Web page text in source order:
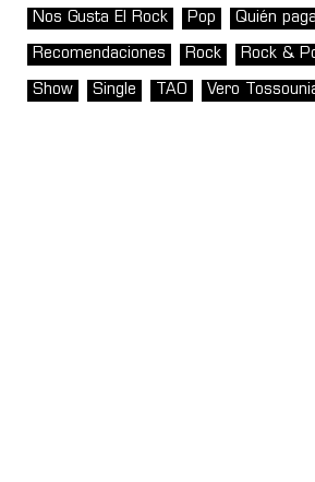
Nos Gusta El Rock Pop Quién
Recomendaciones Rock Rock &
Show Single TAO Vero